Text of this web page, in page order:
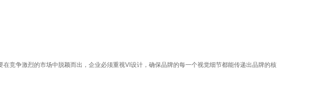
竞争激烈的市场中脱颖而出，企业必须重视VI设计，确保品牌的每一个视觉细节都能传递出品牌的核